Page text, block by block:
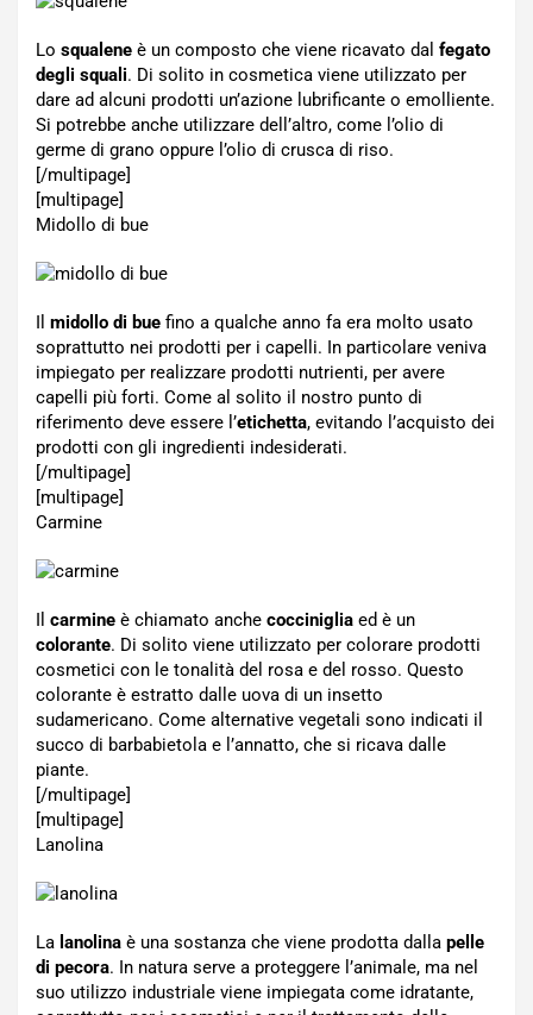
Lo squalene è un composto che viene ricavato dal fegato
degli squali. Di solito in cosmetica viene utilizzato per
dare ad alcuni prodotti un’azione lubrificante o emolliente.
Si potrebbe anche utilizzare dell’altro, come l’olio di
germe di grano oppure l’olio di crusca di riso.
[/multipage]
[multipage]
Midollo di bue
Il midollo di bue fino a qualche anno fa era molto usato
soprattutto nei prodotti per i capelli. In particolare veniva
impiegato per realizzare prodotti nutrienti, per avere
capelli più forti. Come al solito il nostro punto di
riferimento deve essere l’etichetta, evitando l’acquisto dei
prodotti con gli ingredienti indesiderati.
[/multipage]
[multipage]
Carmine
Il carmine è chiamato anche cocciniglia ed è un
colorante. Di solito viene utilizzato per colorare prodotti
cosmetici con le tonalità del rosa e del rosso. Questo
colorante è estratto dalle uova di un insetto
sudamericano. Come alternative vegetali sono indicati il
succo di barbabietola e l’annatto, che si ricava dalle
piante.
[/multipage]
[multipage]
Lanolina
La lanolina è una sostanza che viene prodotta dalla pelle
di pecora. In natura serve a proteggere l’animale, ma nel
suo utilizzo industriale viene impiegata come idratante,